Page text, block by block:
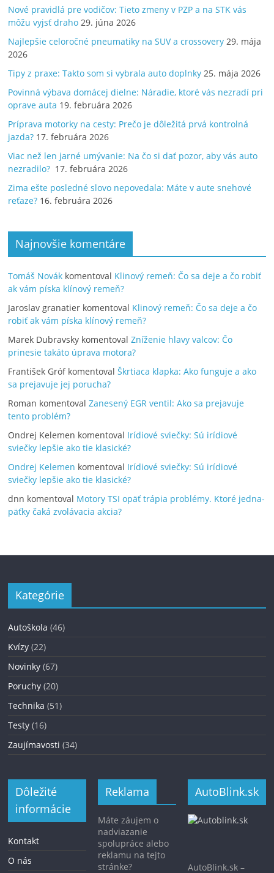
Nové pravidlá pre vodičov: Tieto zmeny v PZP a na STK vás
môžu vyjsť draho 29. júna 2026
Najlepšie celoročné pneumatiky na SUV a crossovery 29. mája
2026
Tipy z praxe: Takto som si vybrala auto doplnky 25. mája 2026
Povinná výbava domácej dielne: Náradie, ktoré vás nezradí pri
oprave auta 19. februára 2026
Príprava motorky na cesty: Prečo je dôležitá prvá kontrolná
jazda? 17. februára 2026
Viac než len jarné umývanie: Na čo si dať pozor, aby vás auto
nezradilo? 17. februára 2026
Zima ešte posledné slovo nepovedala: Máte v aute snehové
reťaze? 16. februára 2026
Najnovšie komentáre
Tomáš Novák komentoval Klinový remeň: Čo sa deje a čo robiť
ak vám píska klínový remeň?
Jaroslav granatier komentoval Klinový remeň: Čo sa deje a čo
robiť ak vám píska klínový remeň?
Marek Dubravsky komentovalZníženie hlavy valcov: Čo
prinesie takáto úprava motora?
František GrófkomentovalŠkrtiaca klapka: Ako funguje a ako
sa prejavuje jej porucha?
Roman komentovalZanesený EGR ventil: Ako sa prejavuje
tento problém?
Ondrej Kelemen komentoval Irídiové sviečky: Sú irídiové
sviečky lepšie ako tie klasické?
Ondrej Kelemen komentoval Irídiové sviečky: Sú irídiové
sviečky lepšie ako tie klasické?
dnn komentoval Motory TSI opäť trápia problémy. Ktoré jedna-
päťky čaká zvolávacia akcia?
Kategórie
Autoškola (46)
Kvízy (22)
Novinky (67)
Poruchy (20)
Technika (51)
Testy (16)
Zaujímavosti (34)
Dôležité
informácie
Kontakt
O nás
Reklama
Máte záujem o
nadviazanie
spolupráce alebo
reklamu na tejto
stránke?
AutoBlink.sk
AutoBlink.sk –